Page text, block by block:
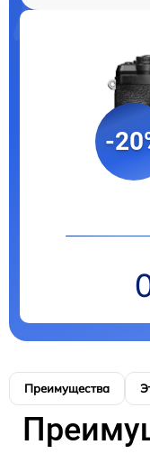
-
Преимущества